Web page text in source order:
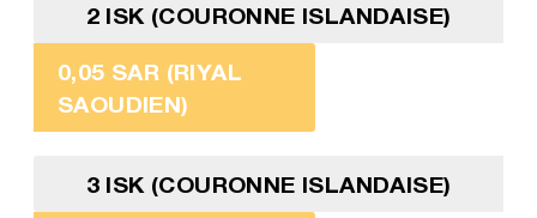
2 ISK (COURONNE ISLANDAISE)
0,05 SAR (RIYAL
SAOUDIEN)
3 ISK (COURONNE ISLANDAISE)